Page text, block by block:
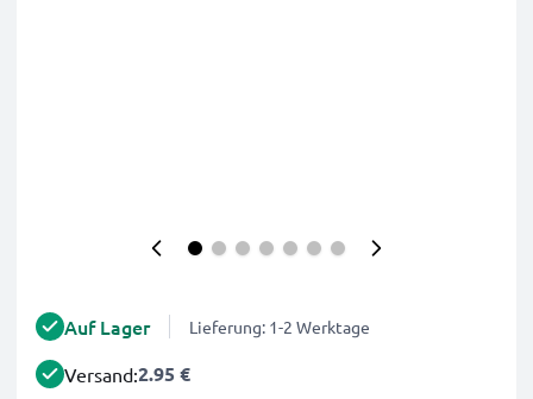
Auf Lager Lieferung: 1-2 Werktage
Versand:2.95 €